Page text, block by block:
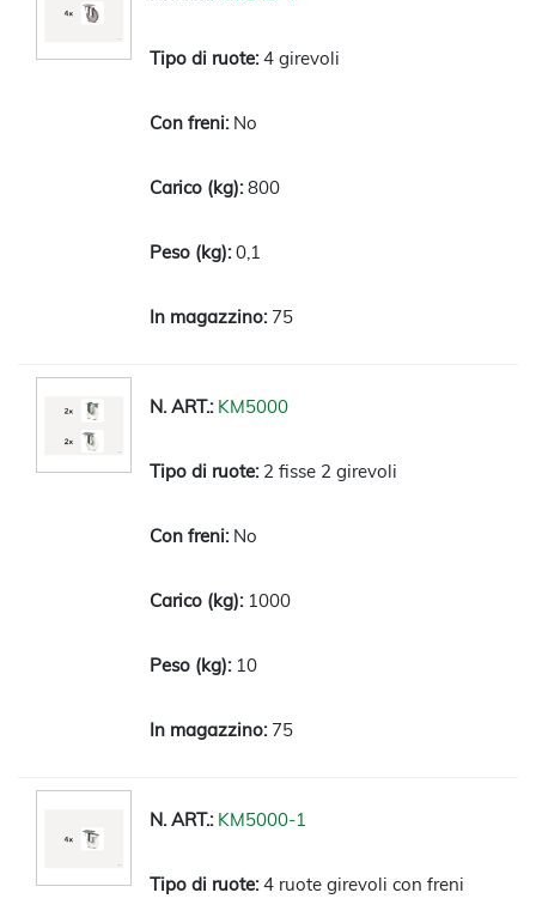
4 girevoli
No
800
0,1
75
KM5000
2 fisse 2 girevoli
No
1000
10
75
KM5000-1
4 ruote girevoli con freni